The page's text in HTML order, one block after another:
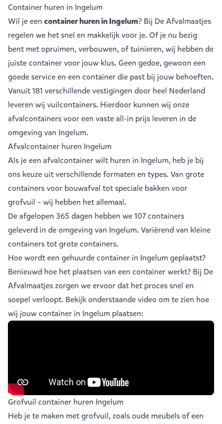
Container huren in Ingelum
Wil je een container huren in Ingelum? Bij De Afvalmaatjes
regelen we het snel en makkelijk voor je. Of je nu bezig
bent met opruimen, verbouwen, of tuinieren, wij hebben de
juiste container voor jouw klus. Geen gedoe, gewoon een
goede service en een container die past bij jouw behoeften.
Vanuit181 verschillende vestigingen door heel Nederland
leveren wij vuilcontainers. Hierdoor kunnen wij onze
afvalcontainers voor een vaste all-in prijs leveren in de
omgeving van Ingelum.
Afvalcontainer huren Ingelum
Als je een afvalcontainerwilt huren in Ingelum, heb je bij
ons keuze uit verschillende formaten en types. Van grote
containers voor bouwafval tot speciale bakken voor
grofvuil – wij hebben het allemaal.
De afgelopen 365 dagen hebben we 107 containers
geleverd in de omgeving van Ingelum. Variërend van kleine
containerstotgrote containers.
Hoe wordt een gehuurde container in Ingelum geplaatst?
Benieuwd hoe het plaatsen van een container werkt? Bij De
Afvalmaatjes zorgen we ervoor dat het proces snel en
soepel verloopt. Bekijk onderstaande video om te zien hoe
wij jouw container in Ingelum plaatsen:
Grofvuil container huren Ingelum
Heb je te maken met grofvuil, zoals oude meubels of een